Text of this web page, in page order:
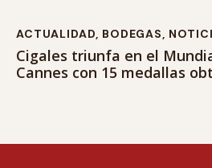
ACTUALIDAD, BODEGAS,
Cigales triunfa en el
Cannes con 15 medallas